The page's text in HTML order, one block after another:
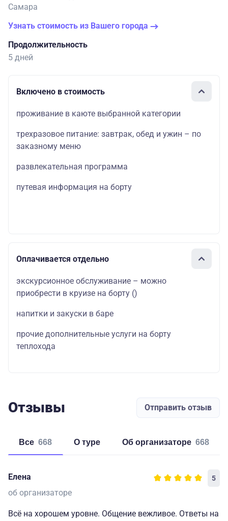
Самара
Узнать стоимость из Вашего города
Продолжительность
5 дней
Включено в стоимость
проживание в каюте выбранной категории
трехразовое питание: завтрак, обед и ужин – по
заказному меню
развлекательная программа
путевая информация на борту
Оплачивается отдельно
экскурсионное обслуживание – можно
приобрести в круизе на борту ()
напитки и закуски в баре
прочие дополнительные услуги на борту
теплохода
Отзывы Отправить отзыв
Все 668 о туре об организаторе 668
Елена 5
об организаторе
Всё на хорошем уровне. Общение вежливое. Ответы на